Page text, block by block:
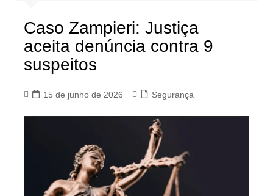
Caso Zampieri: Justiça
aceita denúncia contra 9
suspeitos
15 de junho de 2026 Segurança